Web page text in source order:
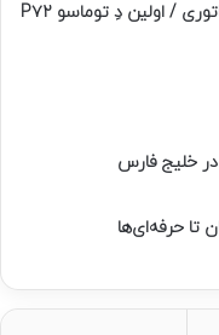
تولد یک شاهکار مینیاتوری / اولین دِ توماسو P۷۲
خلیج فارس
تا حرفه‌ای‌ها